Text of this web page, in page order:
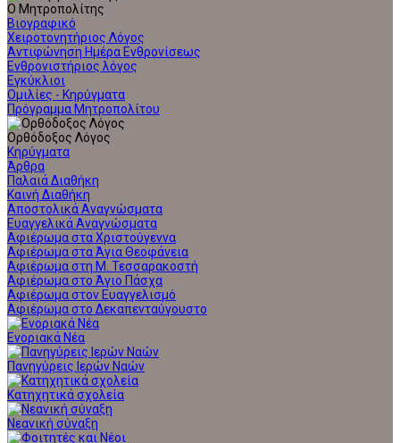
Ο Μητροπολίτης
Βιογραφικό
Χειροτονητήριος Λόγος
Αντιφώνηση Ημέρα Ενθρονίσεως
Ενθρονιστήριος λόγος
Εγκύκλιοι
Ομιλίες - Κηρύγματα
Πρόγραμμα Μητροπολίτου
Ορθόδοξος Λόγος
Κηρύγματα
Άρθρα
Παλαιά Διαθήκη
Καινή Διαθήκη
Αποστολικά Αναγνώσματα
Ευαγγελικά Αναγνώσματα
Αφιέρωμα στα Χριστούγεννα
Αφιέρωμα στα Άγια Θεοφάνεια
Αφιέρωμα στη Μ. Τεσσαρακοστή
Αφιέρωμα στο Άγιο Πάσχα
Αφιέρωμα στον Ευαγγελισμό
Αφιέρωμα στο Δεκαπενταύγουστο
Ενοριακά Νέα
Πανηγύρεις Ιερών Ναών
Κατηχητικά σχολεία
Νεανική σύναξη